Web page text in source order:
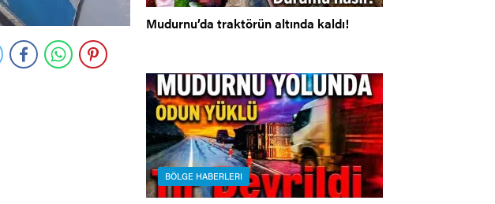
Mudurnu’da traktörün altında kaldı!
BÖLGE HABERLERI